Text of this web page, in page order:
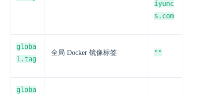
iyunc
s.com
globa
l.tag
全局 Docker 镜像标签 ""
globa